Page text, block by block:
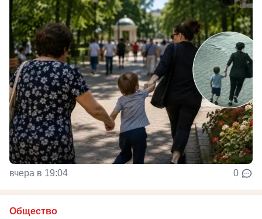
вчера в 19:04 0
Общество